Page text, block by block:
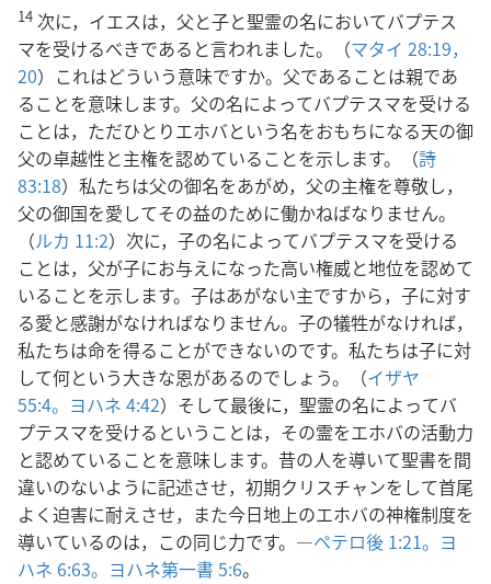
14 次に，イエスは，父と子と聖霊の名においてバプテス
マを受けるべきであると言われました。（マタイ 28:19，
20）これはどういう意味ですか。父であることは親であ
ることを意味します。父の名によってバプテスマを受ける
ことは，ただひとりエホバという名をおもちになる天の御
父の卓越性と主権を認めていることを示します。（詩
83:18）私たちは父の御名をあがめ，父の主権を尊敬し，
父の御国を愛してその益のために働かねばなりません。
（ルカ 11:2）次に，子の名によってバプテスマを受ける
ことは，父が子にお与えになった高い権威と地位を認めて
いることを示します。子はあがない主ですから，子に対す
る愛と感謝がなければなりません。子の犠牲がなければ，
私たちは命を得ることができないのです。私たちは子に対
して何という大きな恩があるのでしょう。（イザヤ
55:4。 ヨハネ 4:42）そして最後に，聖霊の名によってバ
プテスマを受けるということは，その霊をエホバの活動力
と認めていることを意味します。昔の人を導いて聖書を間
違いのないように記述させ，初期クリスチャンをして首尾
よく迫害に耐えさせ，また今日地上のエホバの神権制度を
導いているのは，この同じ力です。―ペテロ後 1:21。 ヨ
ハネ 6:63。 ヨハネ第一書 5:6。